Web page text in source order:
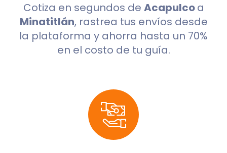
Cotiza en segundos de Acapulcoa
Minatitlán, rastrea tus envíos desde
la plataforma y ahorra hasta un 70%
en el costo de tu guía.